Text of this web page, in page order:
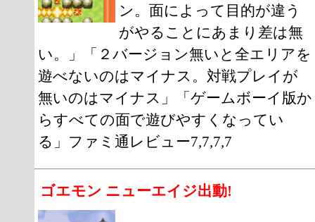
ン。面によって目的が違う
がやることにあまり差は無
い。」「２バージョン無いと全エリアを
遊べないのはマイナス。対戦プレイが
無いのはマイナス」「ゲームボーイ版か
らすべての面で遊びやすくなってい
る」ファミ通レビュー7,7,7,7
ゴエモン ニューエイジ出動!